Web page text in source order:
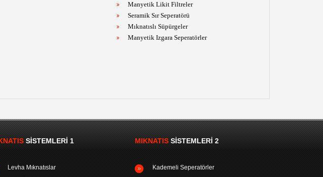
Manyetik Likit Filtreler
Seramik Sır Seperatörü
Mıknatıslı Süpürgeler
Manyetik Izgara Seperatörler
SISTEMLERI 1
Levha Mıknatıslar
MIKNATISSISTEMLERI 2
Kademeli Seperatörler